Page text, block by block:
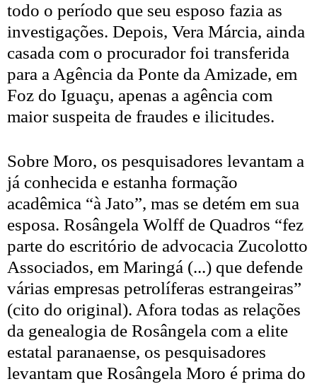
todo o período que seu esposo fazia as
investigações. Depois, Vera Márcia, ainda
casada com o procurador foi transferida
para a Agência da Ponte da Amizade, em
Foz do Iguaçu, apenas a agência com
maior suspeita de fraudes e ilicitudes.
Sobre Moro, os pesquisadores levantam a
já conhecida e estanha formação
acadêmica “à Jato”, mas se detém em sua
esposa. Rosângela Wolff de Quadros “fez
parte do escritório de advocacia Zucolotto
Associados, em Maringá (...) que defende
várias empresas petrolíferas estrangeiras”
(cito do original). Afora todas as relações
da genealogia de Rosângela com a elite
estatal paranaense, os pesquisadores
levantam que Rosângela Moro é prima do